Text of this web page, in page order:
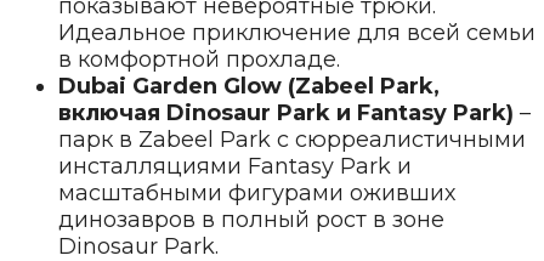
показывают невероятные трюки.
Идеальное приключение для всей семьи
в комфортной прохладе.
Dubai Garden Glow (Zabeel Park,
включая Dinosaur Park и Fantasy Park) –
парк в Zabeel Park с сюрреалистичными
инсталляциями Fantasy Park и
масштабными фигурами оживших
динозавров в полный рост в зоне
Dinosaur Park.